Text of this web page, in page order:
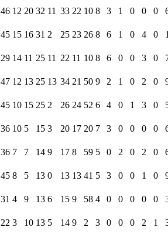
46 12 20 32 11 33 22 10 8 3 1 0 0 0
45 15 16 31 2 25 23 26 8 6 1 0 4 0
29 14 11 25 11 22 11 10 8 6 0 0 3 0
47 12 13 25 13 34 21 50 9 2 1 0 2 0
45 10 15 25 2 26 24 52 6 4 0 1 3 0
36 10 5 15 3 20 17 20 7 3 0 0 0 0
36 7 7 14 9 17 8 59 5 0 2 0 2 0
45 8 5 13 0 13 13 41 5 3 0 0 1 0
31 4 9 13 6 15 9 58 4 0 0 0 0 0
22 3 10 13 5 14 9 2 3 0 0 0 2 1